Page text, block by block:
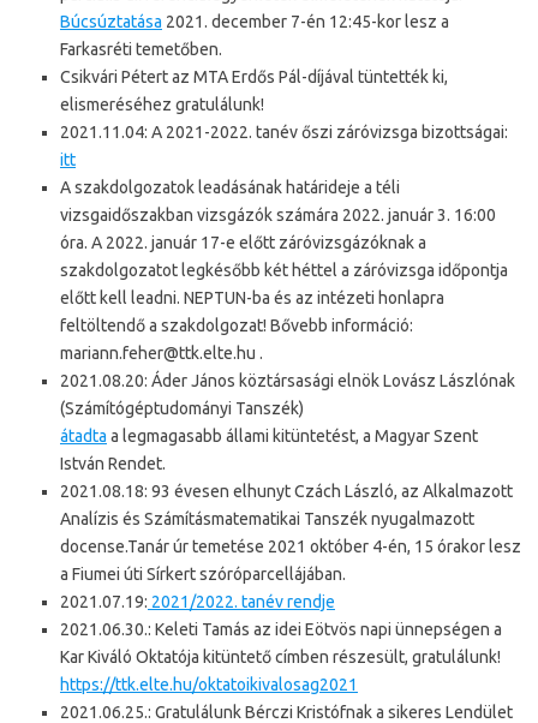
Búcsúztatása 2021. december 7-én 12:45-kor lesz a
Farkasréti temetőben.
Csikvári Pétert az MTA Erdős Pál-díjával tüntették ki,
elismeréséhez gratulálunk!
2021.11.04: A 2021-2022. tanév őszi záróvizsga bizottságai:
itt
A szakdolgozatok leadásának határideje a téli
vizsgaidőszakban vizsgázók számára 2022. január 3. 16:00
óra. A 2022. január 17-e előtt záróvizsgázóknak a
szakdolgozatot legkésőbb két héttel a záróvizsga időpontja
előtt kell leadni. NEPTUN-ba és az intézeti honlapra
feltöltendő a szakdolgozat! Bővebb információ:
mariann.feher@ttk.elte.hu .
2021.08.20: Áder János köztársasági elnök Lovász Lászlónak
(Számítógéptudományi Tanszék)
átadta a legmagasabb állami kitüntetést, a Magyar Szent
István Rendet.
2021.08.18: 93 évesen elhunyt Czách László, az Alkalmazott
Analízis és Számításmatematikai Tanszék nyugalmazott
docense.Tanár úr temetése 2021 október 4-én, 15 órakor lesz
a Fiumei úti Sírkert szóróparcellájában.
2021.07.19: 2021/2022. tanév rendje
2021.06.30.: Keleti Tamás az idei Eötvös napi ünnepségen a
Kar Kiváló Oktatója kitüntető címben részesült, gratulálunk!
https://ttk.elte.hu/oktatoikivalosag2021
2021.06.25.: Gratulálunk Bérczi Kristófnak a sikeres Lendület